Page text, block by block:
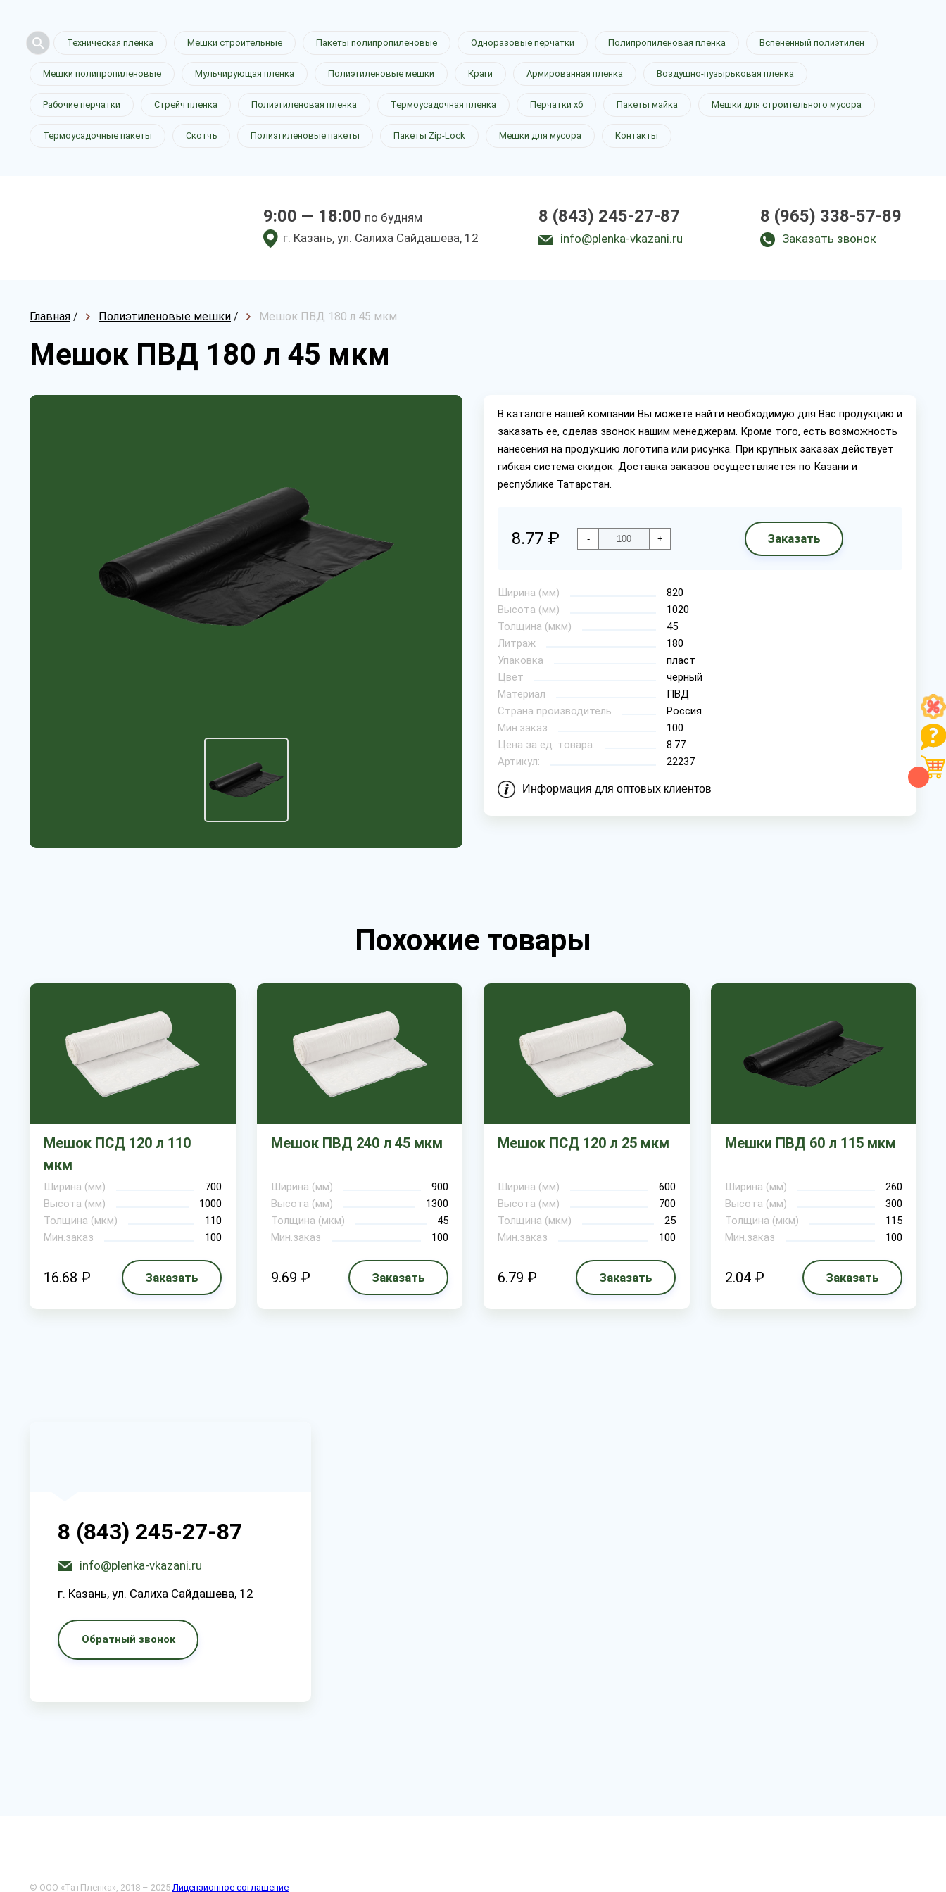
Техническая пленка Мешки строительные Пакеты полипропиленовые Одноразовые перчатки Полипропиленовая пленка Вспененный полиэтилен
Мешки полипропиленовые Мульчирующая пленка Полиэтиленовые мешки Краги Армированная пленка Воздушно-пузырьковая пленка
Рабочие перчатки Стрейч пленка Полиэтиленовая пленка Термоусадочная пленка Перчатки хб Пакеты майка Мешки для строительного мусора
Термоусадочные пакеты Скотчъ Полиэтиленовые пакеты Пакеты Zip-Lock Мешки для мусора Контакты
9:00 — 18:00 по будням
г. Казань, ул. Салиха Сайдашева, 12
8 (843) 245-27-87
info@plenka-vkazani.ru
8 (965) 338-57-89
Заказать звонок
Главная / Полиэтиленовые мешки / Мешок ПВД 180 л 45 мкм
Мешок ПВД 180 л 45 мкм
В каталоге нашей компании Вы можете найти необходимую для Вас продукцию и
заказать ее, сделав звонок нашим менеджерам. Кроме того, есть возможность
нанесения на продукцию логотипа или рисунка. При крупных заказах действует
гибкая система скидок. Доставка заказов осуществляется по Казани и
республике Татарстан.
8.77 ₽ - + Заказать
Ширина (мм)
820
Высота (мм)
1020
Толщина (мкм)
45
Литраж
180
Упаковка
пласт
Цвет
черный
Материал
ПВД
Страна производитель
Россия
Мин.заказ
100
Цена за ед. товара:
8.77
Артикул:
22237
Информация для оптовых клиентов
Похожие товары
Мешок ПСД 120 л 110
мкм
Ширина (мм)
700
Высота (мм)
1000
Толщина (мкм)
110
Мин.заказ
100
16.68 ₽ Заказать
Мешок ПВД 240 л 45 мкм
Ширина (мм)
900
Высота (мм)
1300
Толщина (мкм)
45
Мин.заказ
100
9.69 ₽ Заказать
Мешок ПСД 120 л 25 мкм
Ширина (мм)
600
Высота (мм)
700
Толщина (мкм)
25
Мин.заказ
100
6.79 ₽ Заказать
Мешки ПВД 60 л 115 мкм
Ширина (мм)
260
Высота (мм)
300
Толщина (мкм)
115
Мин.заказ
100
2.04 ₽ Заказать
8 (843) 245-27-87
info@plenka-vkazani.ru
г. Казань, ул. Салиха Сайдашева, 12
Обратный звонок
© ООО «ТатПленка», 2018 – 2025 Лицензионное соглашение